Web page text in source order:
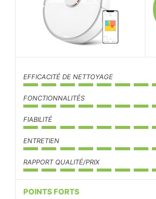
EFFICACITÉ DE NETTOYAGE
FONCTIONNALITÉS
FIABILITÉ
ENTRETIEN
RAPPORT QUALITÉ/PRIX
POINTS FORTS